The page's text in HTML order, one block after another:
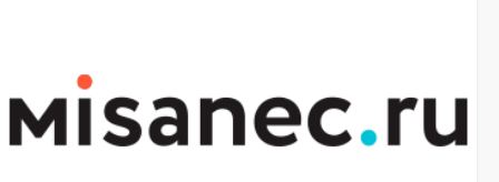
справиться
03:30
Гороскоп на 7 августа: пятница
принесет прилив творческой энергии и